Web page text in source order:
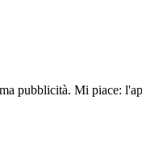
pubblicità. Mi piace: